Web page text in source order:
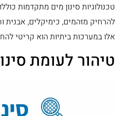
טכנולוגיות סינון מים מתקדמות
אלו במערכות ביתיות הוא קריטי
טיהור לעומת